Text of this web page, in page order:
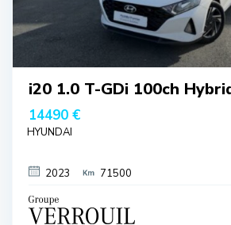
i20 1.0 T-GDi 100ch
14490 €
HYUNDAI
2023 71500